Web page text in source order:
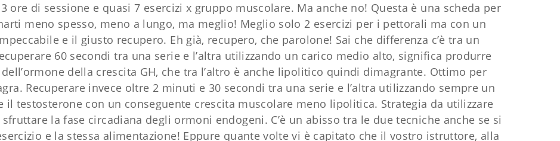
ore di sessione e quasi 7 esercizi x gruppo muscolare. Ma anche no! Questa è una scheda per
meno spesso, meno a lungo, ma meglio! Meglio solo 2 esercizi per i pettorali ma con un
e il giusto recupero. Eh già, recupero, che parolone! Sai che differenza c’è tra un
60 secondi tra una serie e l’altra utilizzando un carico medio alto, significa produrre
della crescita GH, che tra l’altro è anche lipolitico quindi dimagrante. Ottimo per
Recuperare invece oltre 2 minuti e 30 secondi tra una serie e l’altra utilizzando sempre un
il testosterone con un conseguente crescita muscolare meno lipolitica. Strategia da utilizzare
la fase circadiana degli ormoni endogeni. C’è un abisso tra le due tecniche anche se si
e la stessa alimentazione! Eppure quante volte vi è capitato che il vostro istruttore, alla